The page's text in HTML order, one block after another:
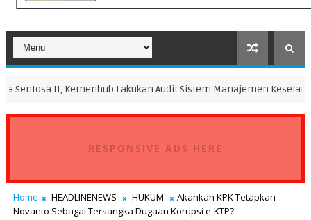
Lakukan Audit Sistem Manajemen Keselamatan
RESPONSIVE ADS HERE
Home HEADLINENEWS HUKUM
Akankah KPK Tetapkan
Novanto Sebagai Tersangka Dugaan Korupsi e-KTP?